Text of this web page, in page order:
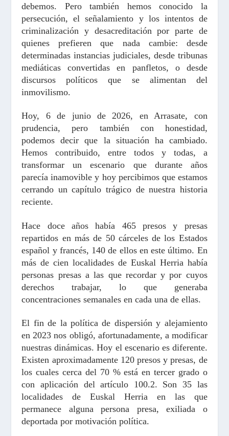
debemos. Pero también hemos conocido la
persecución, el señalamiento y los intentos de
criminalización y desacreditación por parte de
quienes prefieren que nada cambie: desde
determinadas instancias judiciales, desde tribunas
mediáticas convertidas en panfletos, o desde
discursos políticos que se alimentan del
inmovilismo.
Hoy, 6 de junio de 2026, en Arrasate, con
prudencia, pero también con honestidad,
podemos decir que la situación ha cambiado.
Hemos contribuido, entre todos y todas, a
transformar un escenario que durante años
parecía inamovible y hoy percibimos que estamos
cerrando un capítulo trágico de nuestra historia
reciente.
Hace doce años había 465 presos y presas
repartidos en más de 50 cárceles de los Estados
español y francés, 140 de ellos en este último. En
más de cien localidades de Euskal Herria había
personas presas a las que recordar y por cuyos
derechos trabajar, lo que generaba
concentraciones semanales en cada una de ellas.
El fin de la política de dispersión y alejamiento
en 2023 nos obligó, afortunadamente, a modificar
nuestras dinámicas. Hoy el escenario es diferente.
Existen aproximadamente 120 presos y presas, de
los cuales cerca del 70 % está en tercer grado o
con aplicación del artículo 100.2. Son 35 las
localidades de Euskal Herria en las que
permanece alguna persona presa, exiliada o
deportada por motivación política.